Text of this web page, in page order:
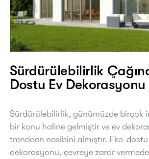
Sürdürülebilirlik
Dostu Ev Dekorasyonu
Sürdürülebilirlik, günümüzde birçok
bir konu haline gelmiştir ve ev
trendden nasibini almıştır. Eko-
dekorasyonu, çevreye zarar